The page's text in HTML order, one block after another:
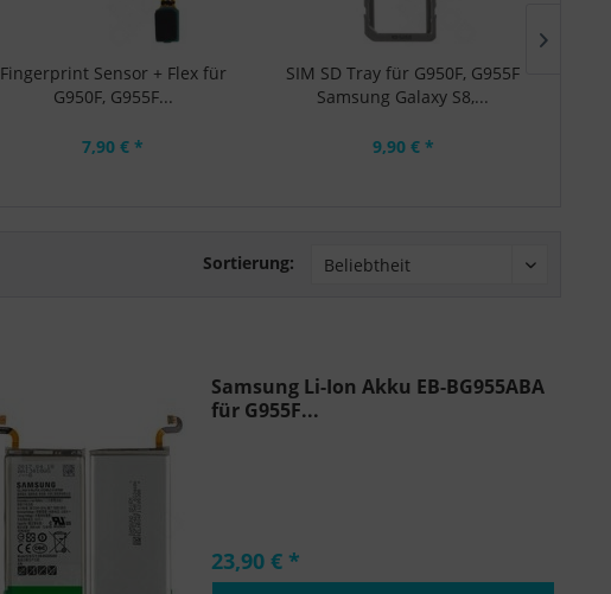
Fingerprint Sensor + Flex für
G950F, G955F...
7,90 € *
SIM SD Tray für G950F, G955F
Samsung Galaxy S8,...
9,90 € *
Sortierung:
Samsung Li-Ion Akku EB-BG955ABA
für G955F...
23,90 € *